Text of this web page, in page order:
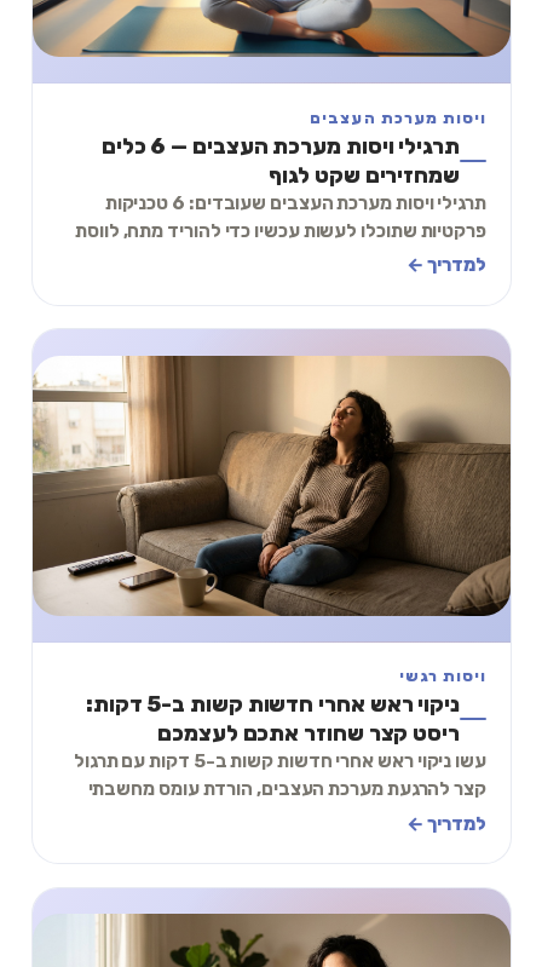
ויסות מערכת העצבים
תרגילי ויסות מערכת העצבים — 6 כלים
שמחזירים שקט לגוף
תרגילי ויסות מערכת העצבים שעובדים: 6 טכניקות
פרקטיות שתוכלו לעשות עכשיו כדי להוריד מתח, לווסת
דריכות ולהרגיע את הגוף. מדריך שלב-אחר-שלב בעבר
למדריך ←
ויסות רגשי
ניקוי ראש אחרי חדשות קשות ב-5 דקות:
ריסט קצר שחוזר אתכם לעצמכם
עשו ניקוי ראש אחרי חדשות קשות ב-5 דקות עם תרגול
קצר להרגעת מערכת העצבים, הורדת עומס מחשבתי
ויציאה מהסחרור, כדי לחזור לתפקוד מהר יותר.
למדריך ←